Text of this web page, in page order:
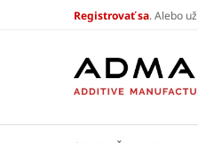
Registrovať sa. Alebo